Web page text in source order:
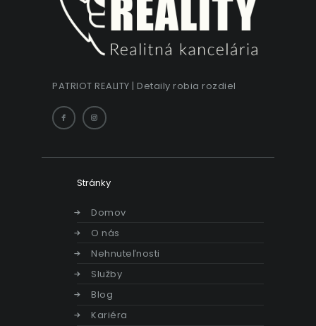
PATRIOT REALITY | Detaily robia rozdiel
Stránky
Domov
O nás
Nehnuteľnosti
Služby
Blog
Kariéra